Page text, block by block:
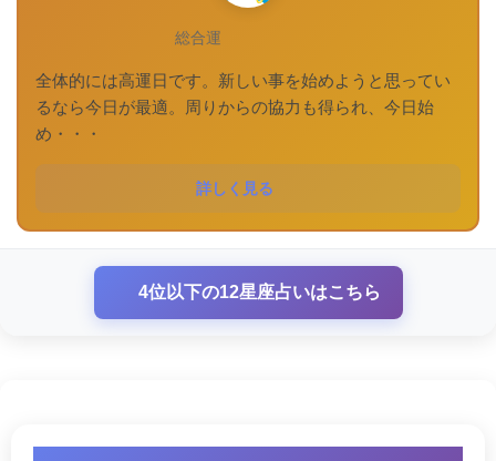
総合運
全体的には高運日です。新しい事を始めようと思ってい
るなら今日が最適。周りからの協力も得られ、今日始
め・・・
詳しく見る
4位以下の12星座占いはこちら